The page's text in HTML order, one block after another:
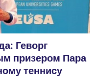
Геворг
призером Пара
теннису